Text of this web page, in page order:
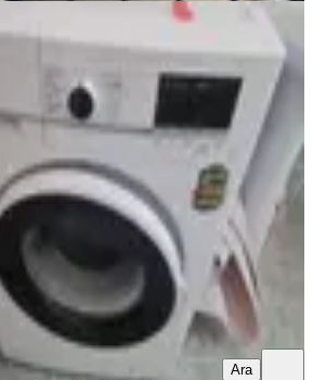
Bayatlı Sitesi Satılık Daire
Bahçelievler Mahallesi
100 m² · 5. Kat 14.05.2026
₺
Kapancı
Ara